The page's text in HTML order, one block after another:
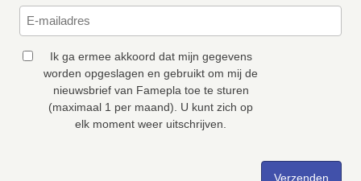
Ik ga ermee akkoord dat mijn gegevens
worden opgeslagen en gebruikt om mij de
nieuwsbrief van Famepla toe te sturen
(maximaal 1 per maand). U kunt zich op
elk moment weer uitschrijven.